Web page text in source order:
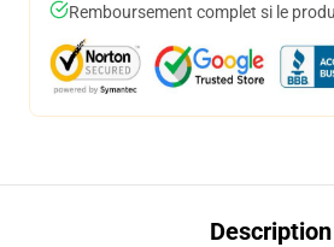
Remboursement complet si le
Description